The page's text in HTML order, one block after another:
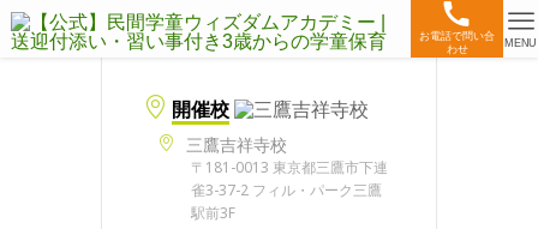
お電話で問い合
わせ
MENU
開催校
三鷹吉祥寺校
〒181-0013 東京都三鷹市下連
雀3-37-2 フィル・パーク三鷹
駅前3F